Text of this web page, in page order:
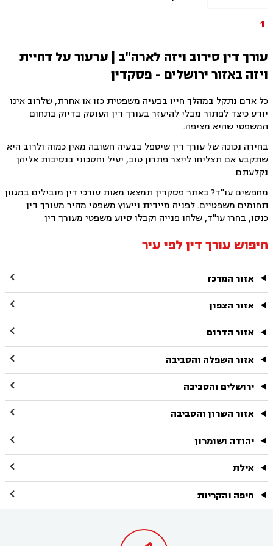
שיתופיות ליקויי בנייה, מושבים וקיבוצים, פינוי
ישראל, צווי הריסה, רישום קבלנים, בתים משותפים,
נדל"ן ביהודה ושומרון,
1
עורך דין סירוב ויזה לארה"ב | ערעור על דחיית
ויזה באזור ירושלים - פסקדין
כל אדם נתקל במהלך חייו בבעיה משפטית כזו או אחרת, שלרוב אינו
יודע כיצד לפתור מבלי להיעזר בעורך דין העוסק בדיוק בתחום
המשפטי שהיא מציפה.
בחירה נכונה של עורך דין שיטפל בבעיה חשובה מאין כמוה ולרוב היא
שתקבע אם תצליחו לייצר פתרון טוב, יעיל וחסכוני בנסיבות אליהן
נקלעתם.
מחפשים עו"ד? באתר פסקדין תמצאו מאות עורכי דין מובילים במגוון
תחומים משפטיים. לפניה מיידית וייעוץ משפטי מהיר מעורך דין
כנסו, בחרו עו"ד, שלחו פנייה וקבלו סיוע משפטי מעורך דין
חיפוש עורך דין לפי עיר
אזור המרכז 
אזור הצפון 
אזור הדרום 
אזור השפלה והסביבה 
ירושלים והסביבה 
אזור השרון והסביבה 
יהודה ושומרון 
אילת 
חיפה והקריות 